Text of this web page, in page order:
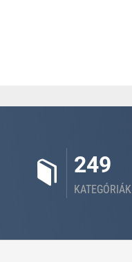
249
KATEGÓRIÁK